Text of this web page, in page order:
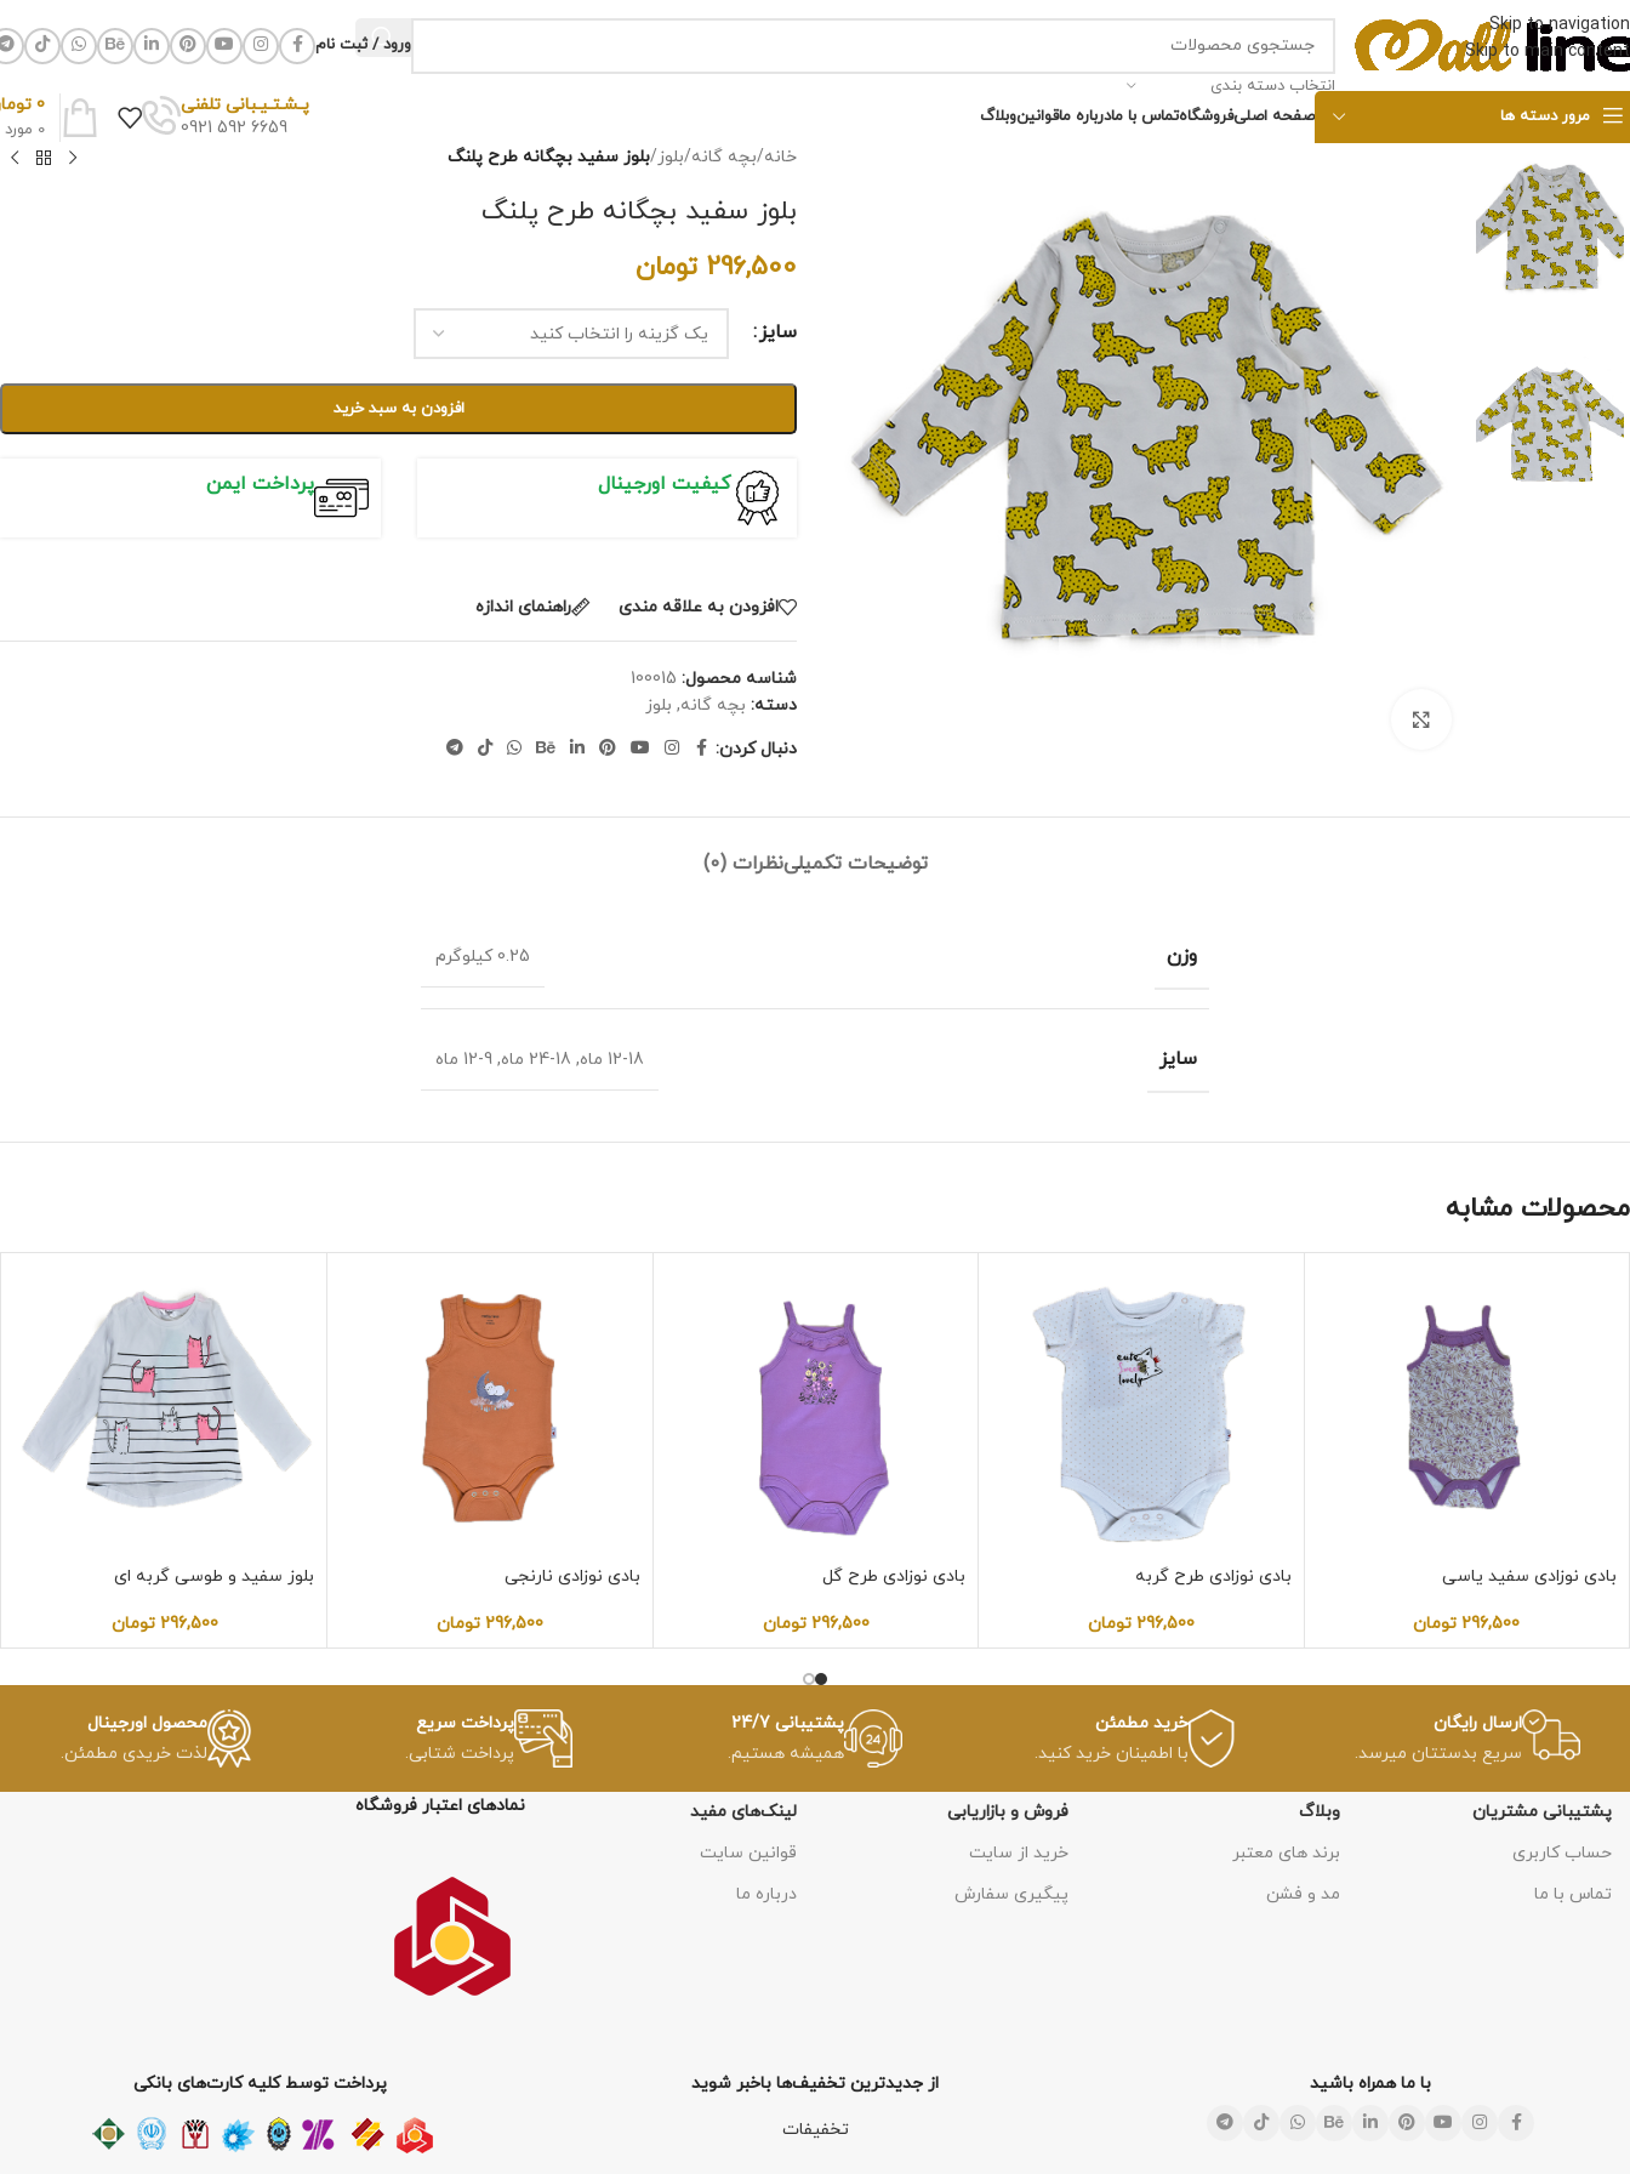
Skip to navigation
Skip to main content
انتخاب دسته بندی
ورود / ثبت نام
مرور دسته ها صفحه اصلیفروشگاهتماس با مادرباره ماقوانینوبلاگ
پـشـتـیـبانی تلفنی
0 مورد
0
خانه/بچه گانه/بلوز/بلوز سفید بچگانه طرح پلنگ
بلوز سفید بچگانه طرح پلنگ
296,500 تومان
سایز
افزودن به سبد خرید
کیفیت اورجینال پرداخت ایمن
افزودن به علاقه مندی راهنمای اندازه
شناسه محصول: 100015
دسته: بچه گانه, بلوز
دنبال کردن:
توضیحات تکمیلینظرات (0)
وزن 0.25 کیلوگرم
سایز 12-18 ماه , 18-24 ماه , 9-12 ماه
محصولات مشابه
بادی نوزادی سفید یاسی
296,500 تومان
بادی نوزادی طرح گربه
296,500 تومان
بادی نوزادی طرح گل
296,500 تومان
بادی نوزادی نارنجی
296,500 تومان
بلوز سفید و طوسی گربه ای
296,500 تومان
محصول اورجینال
لذت خریدی مطمئن.
پرداخت سریع
پرداخت شتابی.
پشتیبانی 24/7
همیشه هستیم.
خرید مطمئن
با اطمینان خرید کنید.
ارسال رایگان
سریع بدستتان میرسد.
پشتیبانی مشتریان
حساب کاربری
تماس با ما
وبلاگ
برند های معتبر
مد و فشن
فروش و بازاریابی
خرید از سایت
پیگیری سفارش
لینک‌های مفید
قوانین سایت
درباره ما
نمادهای اعتبار فروشگاه
پرداخت توسط کلیه کارت‌های بانکی
از جدیدترین تخفیف‌ها باخبر شوید
تخفیفات
با ما همراه باشید